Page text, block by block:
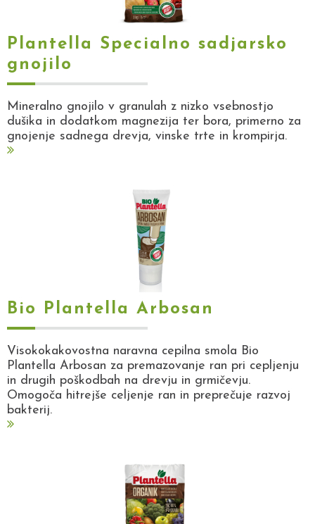
Plantella Specialno sadjarsko
gnojilo
Mineralno gnojilo v granulah z nizko vsebnostjo
dušika in dodatkom magnezija ter bora, primerno za
gnojenje sadnega drevja, vinske trte in krompirja.
Bio Plantella Arbosan
Visokokakovostna naravna cepilna smola Bio
Plantella Arbosan za premazovanje ran pri cepljenju
in drugih poškodbah na drevju in grmičevju.
Omogoča hitrejše celjenje ran in preprečuje razvoj
bakterij.